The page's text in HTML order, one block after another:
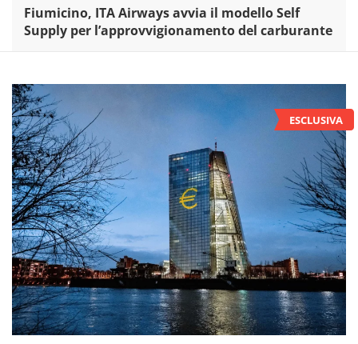
Fiumicino, ITA Airways avvia il modello Self
Supply per l’approvvigionamento del carburante